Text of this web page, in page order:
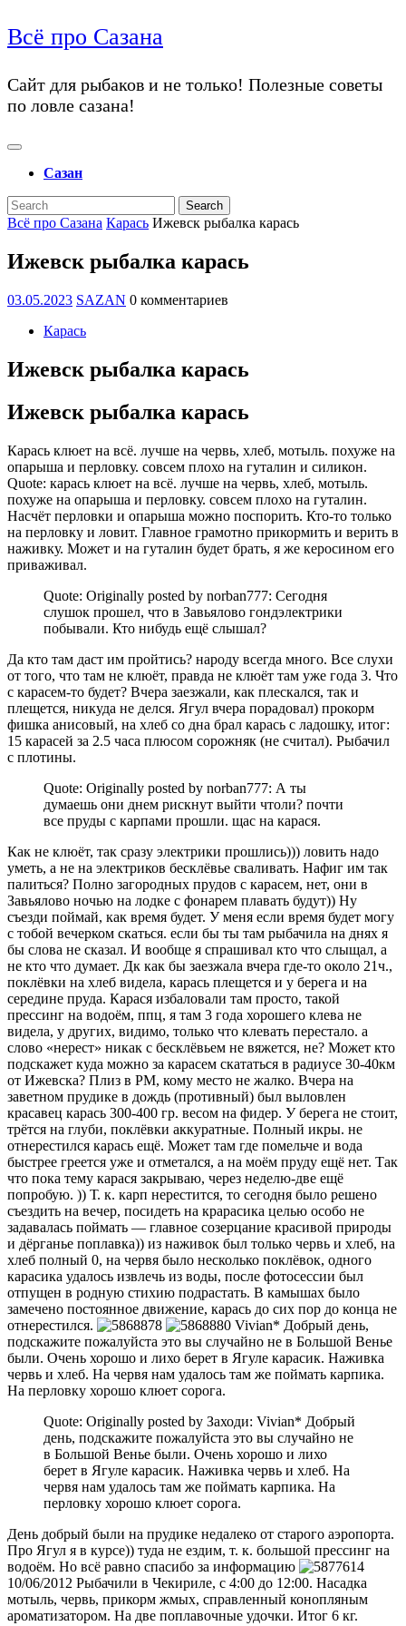
перейти
к
перейти
к
содержанию
Всё про Сазана
Сайт для рыбаков и не только! Полезные советы
по ловле сазана!
Открыть
Сазан
Закрыть
меню
Search
for:
Всё про Сазана Карась Ижевск рыбалка карась
Ижевск рыбалка карась
03.05.202303.05.2023
SAZAN SAZAN
0 комментариев
Карась
Ижевск рыбалка карась
Ижевск рыбалка карась
Карась клюет на всё. лучше на червь, хлеб, мотыль. похуже на
опарыша и перловку. совсем плохо на гуталин и силикон.
Quote: карась клюет на всё. лучше на червь, хлеб, мотыль.
похуже на опарыша и перловку. совсем плохо на гуталин.
Насчёт перловки и опарыша можно поспорить. Кто-то только
на перловку и ловит. Главное грамотно прикормить и верить в
наживку. Может и на гуталин будет брать, я же керосином его
приваживал.
Quote: Originally posted by norban777: Сегодня
слушок прошел, что в Завьялово гондэлектрики
побывали. Кто нибудь ещё слышал?
Да кто там даст им пройтись? народу всегда много. Все слухи
от того, что там не клюёт, правда не клюёт там уже года 3. Что
с карасем-то будет? Вчера заезжали, как плескался, так и
плещется, никуда не делся. Ягул вчера порадовал) прокорм
фишка анисовый, на хлеб со дна брал карась с ладошку, итог:
15 карасей за 2.5 часа плюсом сорожняк (не считал). Рыбачил
с плотины.
Quote: Originally posted by norban777: А ты
думаешь они днем рискнут выйти чтоли? почти
все пруды с карпами прошли. щас на карася.
Как не клюёт, так сразу электрики прошлись))) ловить надо
уметь, а не на электриков бесклёвье сваливать. Нафиг им так
палиться? Полно загородных прудов с карасем, нет, они в
Завьялово ночью на лодке с фонарем плавать будут)) Ну
съезди поймай, как время будет. У меня если время будет могу
с тобой вечерком скаться. если бы ты там рыбачила на днях я
бы слова не сказал. И вообще я спрашивал кто что слыщал, а
не кто что думает. Дк как бы заезжала вчера где-то около 21ч.,
поклёвки на хлеб видела, карась плещется и у берега и на
середине пруда. Карася избаловали там просто, такой
прессинг на водоём, ппц, я там 3 года хорошего клева не
видела, у других, видимо, только что клевать перестало. а
слово «нерест» никак с бесклёвьем не вяжется, не? Может кто
подскажет куда можно за карасем скататься в радиусе 30-40км
от Ижевска? Плиз в РМ, кому место не жалко. Вчера на
заветном прудике в дождь (противный) был выловлен
красавец карась 300-400 гр. весом на фидер. У берега не стоит,
трётся на глуби, поклёвки аккуратные. Полный икры. не
отнерестился карась ещё. Может там где помельче и вода
быстрее греется уже и отметался, а на моём пруду ещё нет. Так
что пока тему карася закрываю, через неделю-две ещё
попробую. )) Т. к. карп нерестится, то сегодня было решено
съездить на вечер, посидеть на крарасика целью особо не
задавалась поймать — главное созерцание красивой природы
и дёрганье поплавка)) из наживок был только червь и хлеб, на
хлеб полный 0, на червя было несколько поклёвок, одного
карасика удалось извлечь из воды, после фотосессии был
отпущен в родную стихию подрастать. В камышах было
замечено постоянное движение, карась до сих пор до конца не
отнерестился.
Vivian* Добрый день,
подскажите пожалуйста это вы случайно не в Большой Венье
были. Очень хорошо и лихо берет в Ягуле карасик. Наживка
червь и хлеб. На червя нам удалось там же поймать карпика.
На перловку хорошо клюет сорога.
Quote: Originally posted by Заходи: Vivian* Добрый
день, подскажите пожалуйста это вы случайно не
в Большой Венье были. Очень хорошо и лихо
берет в Ягуле карасик. Наживка червь и хлеб. На
червя нам удалось там же поймать карпика. На
перловку хорошо клюет сорога.
День добрый были на прудике недалеко от старого аэропорта.
Про Ягул я в курсе)) туда не ездим, т. к. большой прессинг на
водоём. Но всё равно спасибо за информацию
10/06/2012 Рыбачили в Чекириле, с 4:00 до 12:00. Насадка
мотыль, червь, прикорм жмых, справленный конопляным
ароматизатором. На две поплавочные удочки. Итог 6 кг.